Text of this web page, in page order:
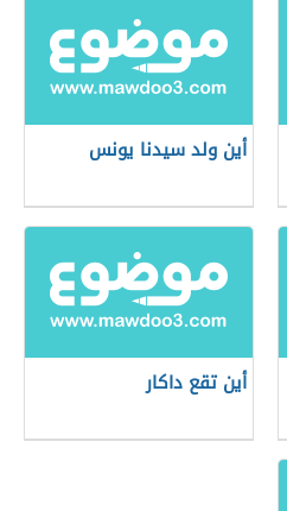
أين ولد سيدنا يونس
أين تقع داكار